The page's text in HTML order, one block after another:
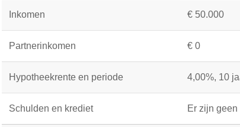
Inkomen € 50.000
Partnerinkomen € 0
Hypotheekrente en periode 4,00%, 10
Schulden en krediet Er zijn